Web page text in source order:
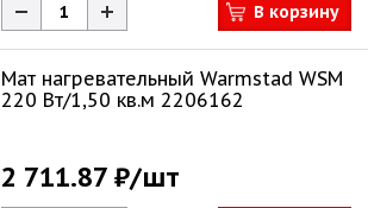
В корзину
Мат нагревательный Warmstad WSM
220 Вт/1,50 кв.м 2206162
2 711.87 ₽/шт